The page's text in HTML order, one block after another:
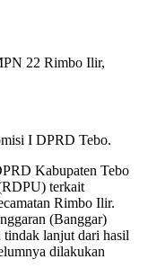
I DPRD Tebo.
Kabupaten Tebo
terkait
Rimbo Ilir.
(Banggar)
lanjut dari hasil
dilakukan